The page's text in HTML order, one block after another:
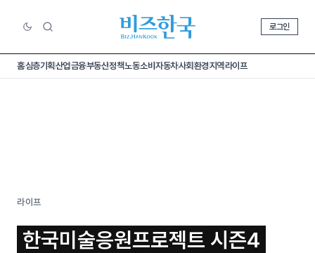
로그인
홈심층기획산업금융부동산정책노동소비 자동차사회환경지역라이프
라이프
한국미술응원프로젝트 시즌4